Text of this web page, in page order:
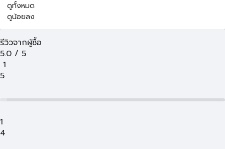
ดูทั้งหมด
ดูน้อยลง
รีวิวจากผู้ซื้อ
5.0 / 5
1
5
1
4